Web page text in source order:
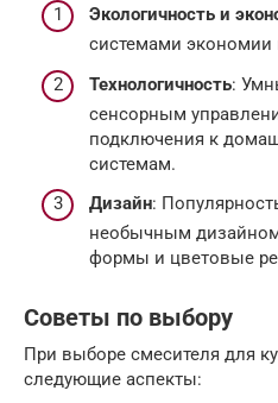
Экологичность и
системами экономии
Технологичность:
сенсорным
подключения к
системам.
Дизайн:
необычным
формы и цветовые
Советы по выбору
При выборе смесителя для
следующие аспекты: